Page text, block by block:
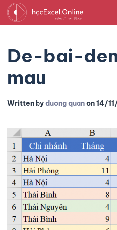
De-bai-
mau
Written byduong quanon14/